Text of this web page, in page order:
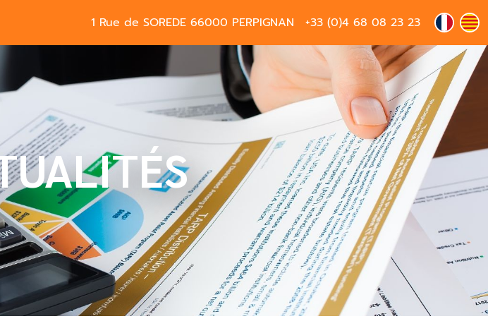
1 Rue de SOREDE 66000 PERPIGNAN +33 (0)4 68 08 23 23